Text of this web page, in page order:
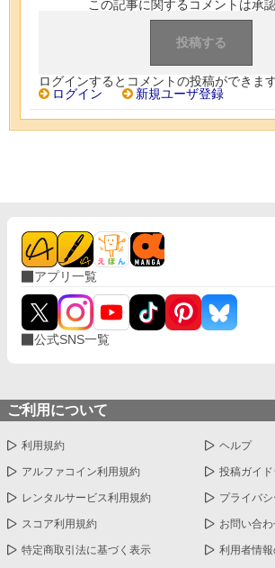
この記事に関するコメントは承
ログインするとコメントの投稿ができます
ログイン
新規ユーザ登録
アプリ一覧
公式SNS一覧
ご利用について
利用規約 ヘルプ
アルファコイン利用規約 投稿ガイ
レンタルサービス利用規約 プライバ
スコア利用規約 お問い合
特定商取引法に基づく表示 利用者情